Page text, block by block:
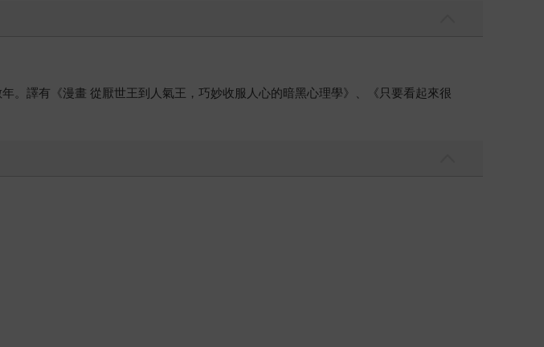
。譯有《漫畫 從厭世王到人氣王，巧妙收服人心的暗黑心理學》、《只要看起來很